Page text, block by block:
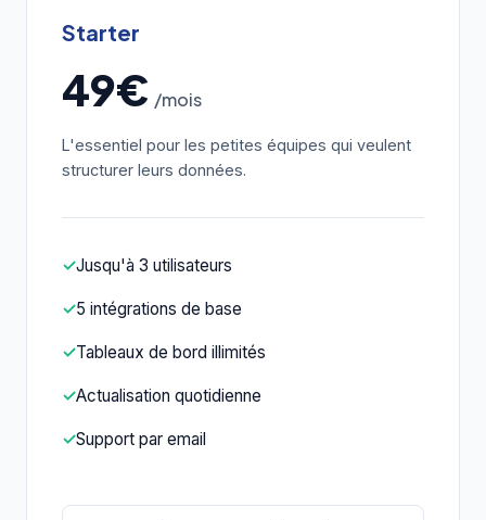
Starter
49€ /mois
L'essentiel pour les petites équipes qui veulent
structurer leurs données.
✓Jusqu'à 3 utilisateurs
✓5 intégrations de base
✓Tableaux de bord illimités
✓Actualisation quotidienne
✓Support par email